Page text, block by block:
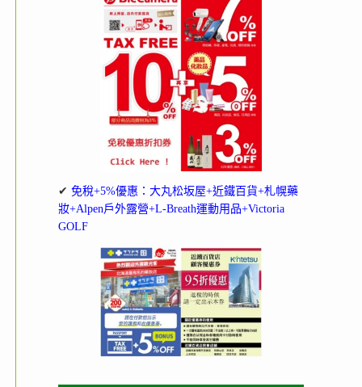
✔ 免稅+5%優惠：大丸松坂屋+近鐵百貨+札幌藥
妝+Alpen戶外露營+L-Breath運動用品+Victoria
GOLF